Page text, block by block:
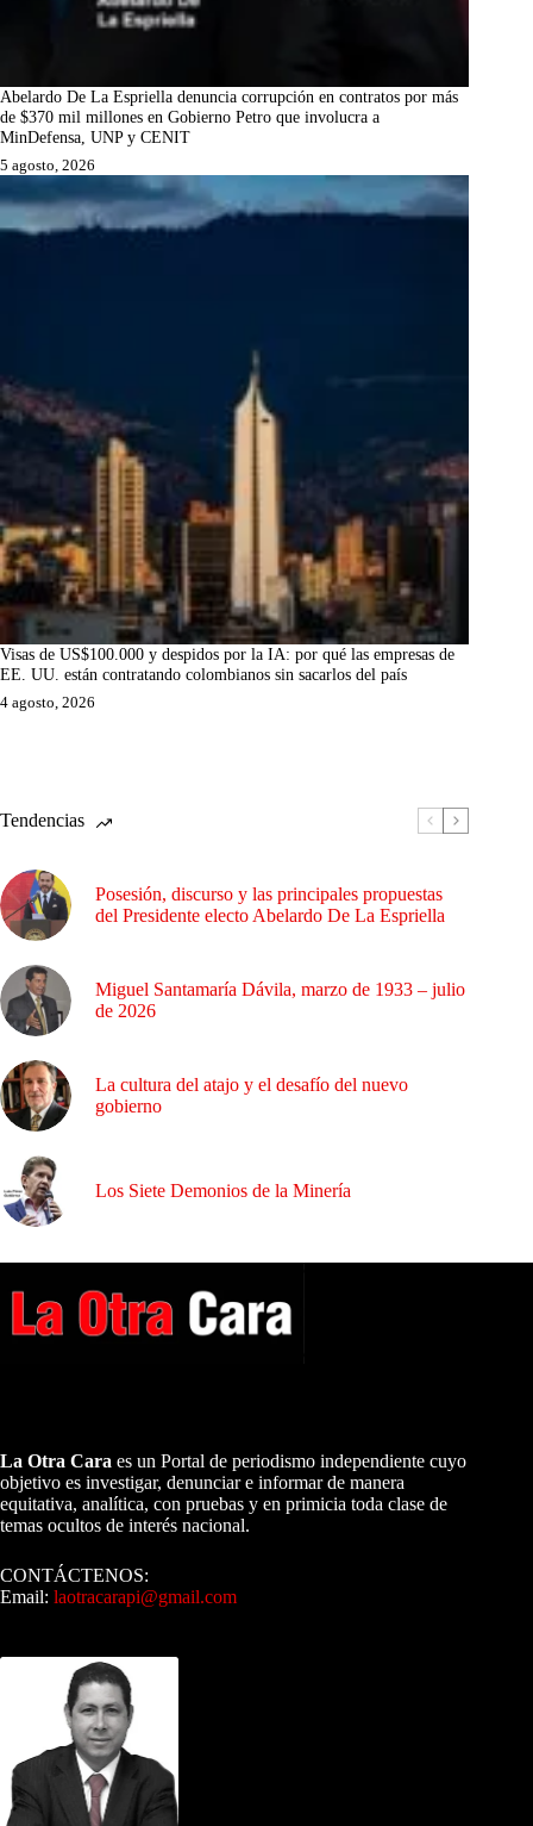
Abelardo De La Espriella denuncia corrupción en contratos por más
de $370 mil millones en Gobierno Petro que involucra a
MinDefensa, UNP y CENIT
5 agosto, 2026
Visas de US$100.000 y despidos por la IA: por qué las empresas de
EE. UU. están contratando colombianos sin sacarlos del país
4 agosto, 2026
Tendencias
Posesión, discurso y las principales propuestas
del Presidente electo Abelardo De La Espriella
Miguel Santamaría Dávila, marzo de 1933 – julio
de 2026
La cultura del atajo y el desafío del nuevo
gobierno
Los Siete Demonios de la Minería
La Otra Cara es un Portal de periodismo independiente cuyo
objetivo es investigar, denunciar e informar de manera
equitativa, analítica, con pruebas y en primicia toda clase de
temas ocultos de interés nacional.
CONTÁCTENOS:
Email: laotracarapi@gmail.com